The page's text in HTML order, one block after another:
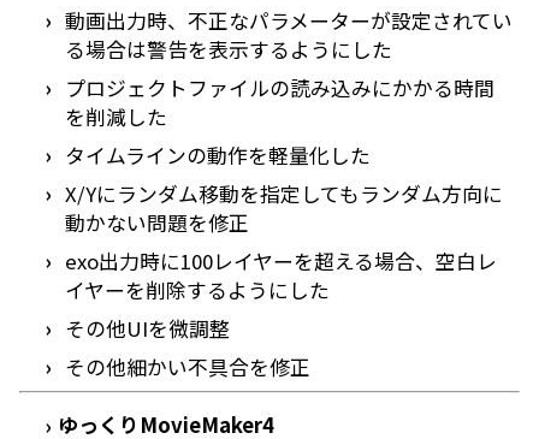
動画出力時、不正なパラメーターが設定されてい
る場合は警告を表示するようにした
プロジェクトファイルの読み込みにかかる時間
を削減した
タイムラインの動作を軽量化した
X/Yにランダム移動を指定してもランダム方向に
動かない問題を修正
exo出力時に100レイヤーを超える場合、空白レ
イヤーを削除するようにした
その他UIを微調整
その他細かい不具合を修正
› ゆっくりMovieMaker4